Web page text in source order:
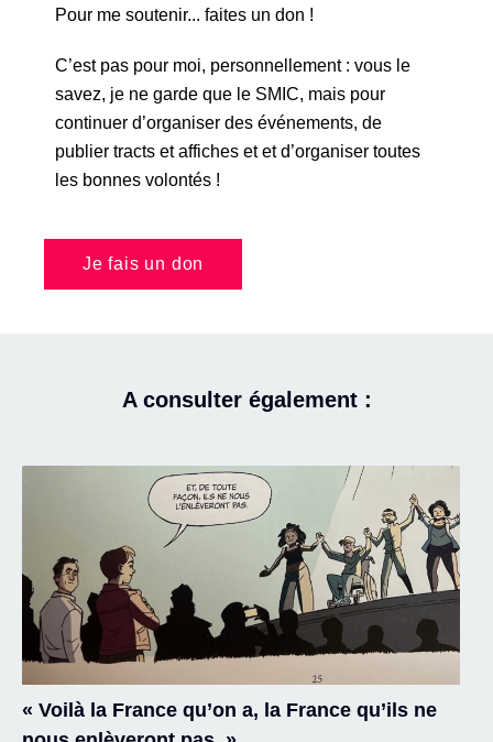
Pour me soutenir... faites un don !
C’est pas pour moi, personnellement : vous le
savez, je ne garde que le SMIC, mais pour
continuer d’organiser des événements, de
publier tracts et affiches et et d’organiser toutes
les bonnes volontés !
Je fais un don
A consulter également :
« Voilà la France qu’on a, la France qu’ils ne